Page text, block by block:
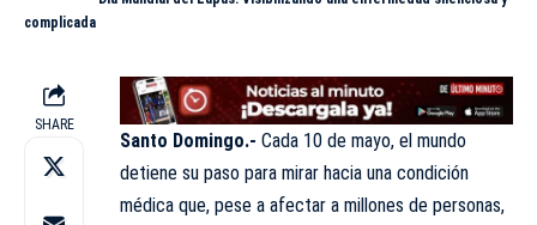
complicada
SHARE
Santo Domingo.- Cada 10 de mayo, el mundo
detiene su paso para mirar hacia una condición
médica que, pese a afectar a millones de personas,